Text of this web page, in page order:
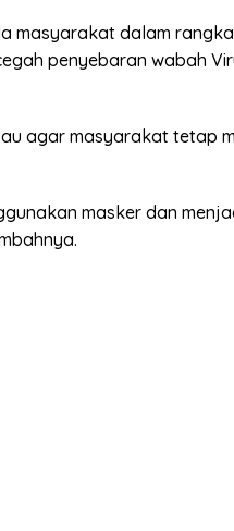
masyarakat dalam
penyebaran wabah
agar masyarakat tetap
masker dan